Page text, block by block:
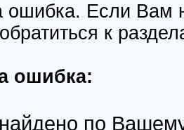
ошибка. Если Вам
к
ошибка:
по